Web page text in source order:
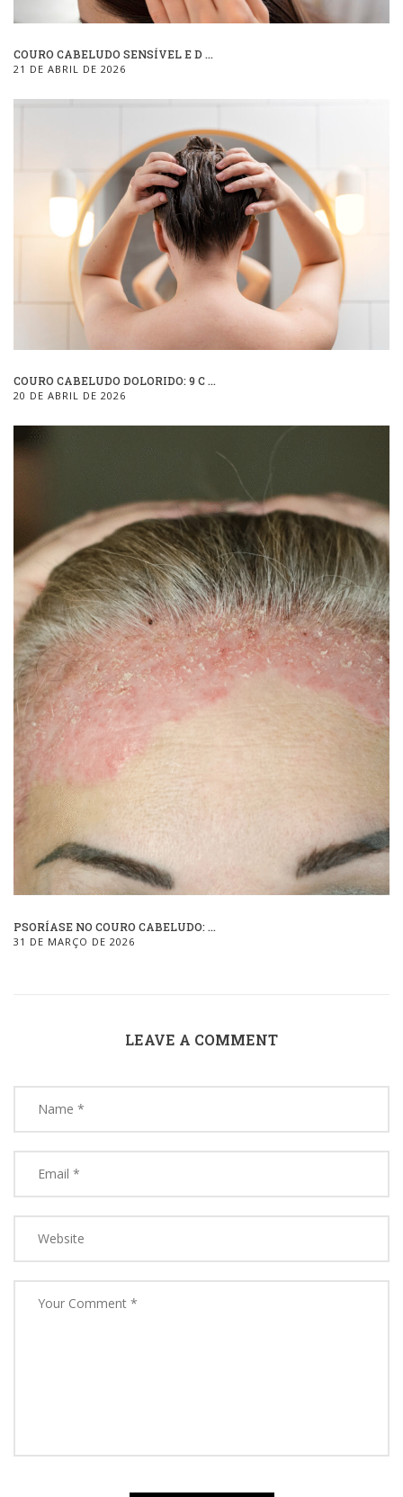
COURO CABELUDO SENSÍVEL E D ...
21 DE ABRIL DE 2026
COURO CABELUDO DOLORIDO: 9 C ...
20 DE ABRIL DE 2026
PSORÍASE NO COURO CABELUDO: ...
31 DE MARÇO DE 2026
LEAVE A COMMENT